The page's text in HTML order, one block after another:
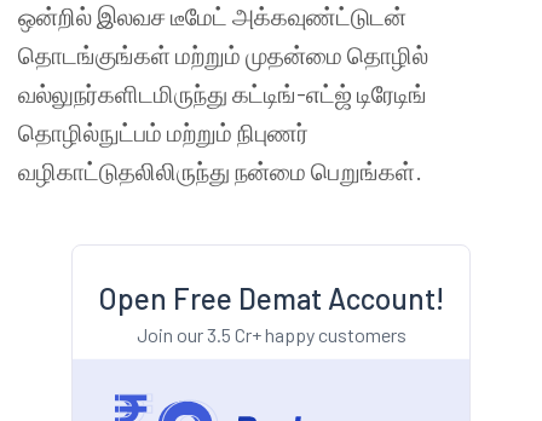
ஒன்றில் இலவச டீமேட் அக்கவுண்ட்டுடன்
தொடங்குங்கள் மற்றும் முதன்மை தொழில்
வல்லுநர்களிடமிருந்து கட்டிங்-எட்ஜ் டிரேடிங்
தொழில்நுட்பம் மற்றும் நிபுணர்
வழிகாட்டுதலிலிருந்து நன்மை பெறுங்கள்.
Open Free Demat Account!
Join our 3.5 Cr+ happy customers